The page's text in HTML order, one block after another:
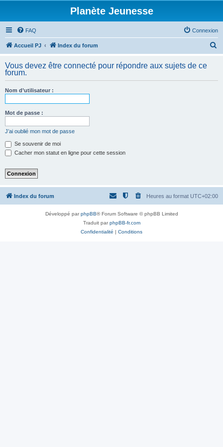
Planète Jeunesse
FAQ Connexion
Accueil PJ Index du forum
h
Vous devez être connecté pour répondre aux sujets de ce
forum.
Nom d’utilisateur :
Mot de passe :
J’ai oublié mon mot de passe
Se souvenir de moi
Cacher mon statut en ligne pour cette session
Index du forum Heures au format UTC+02:00
Développé parphpBB® Forum Software © phpBB Limited
Traduit parphpBB-fr.com
Confidentialité | Conditions